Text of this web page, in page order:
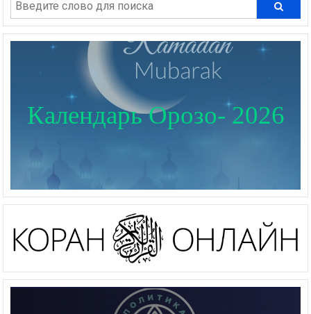
Календарь Орозо- 2026